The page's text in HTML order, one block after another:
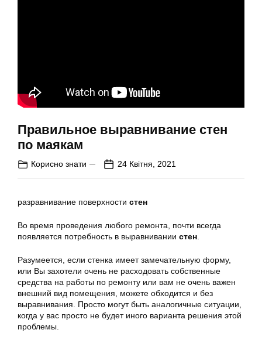
Правильное выравнивание стен
по маякам
Корисно знати 24 Квітня, 2021
разравнивание поверхности стен
Во время проведения любого ремонта, почти всегда
появляется потребность в выравнивании стен
Разумеется, если стенка имеет замечательную форму,
или Вы захотели очень не расходовать собственные
средства на работы по ремонту или вам не очень важен
внешний вид помещения, можете обходится и без
выравнивания. Просто могут быть аналогичные ситуации,
когда у вас просто не будет иного варианта решения этой
проблемы.